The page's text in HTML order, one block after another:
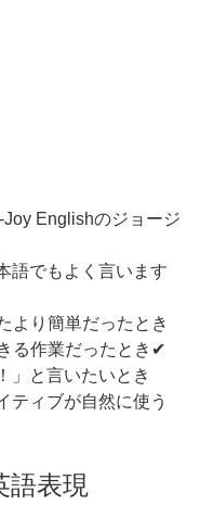
Englishのジョージ
語でもよく言います
より簡単だったとき
る作業だったとき✔
」と言いたいとき
ティブが自然に使う
語表現